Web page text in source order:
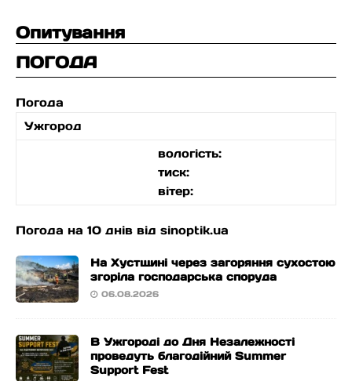
Опитування
ПОГОДА
Погода
Ужгород
вологість:
тиск:
вітер:
Погода на 10 днів від sinoptik.ua
На Хустщині через загоряння сухостою
згоріла господарська споруда
06.08.2026
В Ужгороді до Дня Незалежності
проведуть благодійний Summer
Support Fest